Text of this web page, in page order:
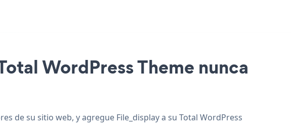
WordPress Theme nunca
de su sitio web, y agregue File_display a su Total WordPress